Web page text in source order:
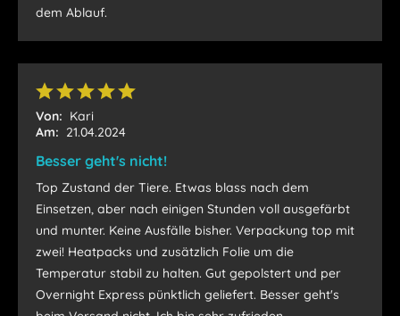
dem Ablauf.
Von: Kari
Am: 21.04.2024
Besser geht's nicht!
Top Zustand der Tiere. Etwas blass nach dem
Einsetzen, aber nach einigen Stunden voll ausgefärbt
und munter. Keine Ausfälle bisher. Verpackung top mit
zwei! Heatpacks und zusätzlich Folie um die
Temperatur stabil zu halten. Gut gepolstert und per
Overnight Express pünktlich geliefert. Besser geht's